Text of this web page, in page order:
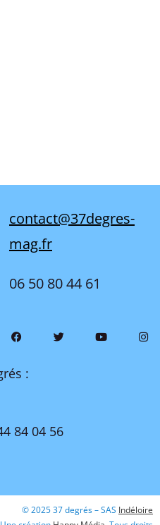
contact@37degres-
mag.fr
06 50 80 44 61
:
84 04 56
© 2025 37 degrés – SAS Indéloire